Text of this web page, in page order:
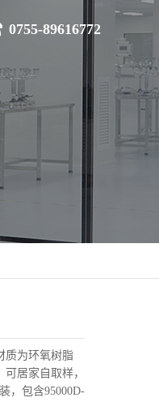
0755-89616772
质为环氧树脂
居家自取样，
，包含95000D-